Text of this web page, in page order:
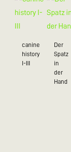
canine
history
I-III
Der
Spatz
in
der
Hand